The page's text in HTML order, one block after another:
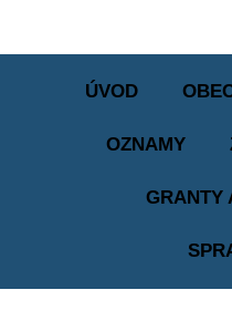
ÚVOD
OZNAMY
GRANTY